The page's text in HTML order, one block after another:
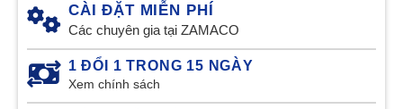
CÀI ĐẶT MIỄN PHÍ
Các chuyên gia tại ZAMACO
1 ĐỔI 1 TRONG 15 NGÀY
Xem chính sách